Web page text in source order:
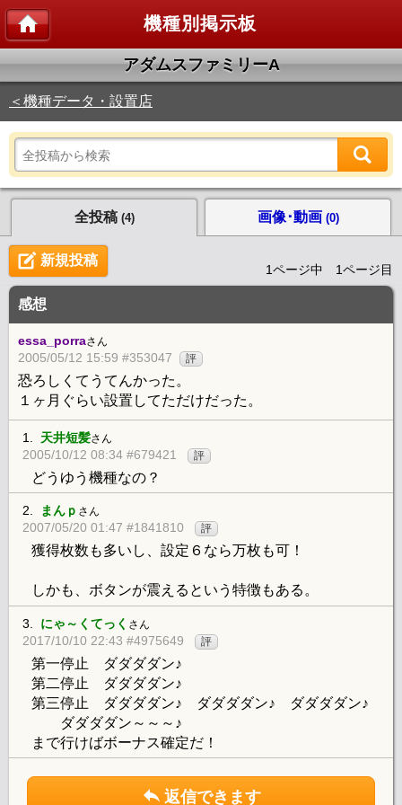
機種別掲示板
アダムスファミリーA
＜機種データ・設置店
全投稿 (4) 画像･動画 (0)
新規投稿
1ページ中 1ページ目
感想
essa_porraさん
2005/05/12 15:59 #353047 評
恐ろしくてうてんかった。
１ヶ月ぐらい設置してただけだった。
1. 天井短髪さん
2005/10/12 08:34 #679421 評
どうゆう機種なの？
2. まんｐ さん
2007/05/20 01:47 #1841810 評
獲得枚数も多いし、設定６なら万枚も可！
しかも、ボタンが震えるという特徴もある。
3. にゃ～くてっく さん
2017/10/10 22:43 #4975649 評
第一停止 ダダダダン♪
第二停止 ダダダダン♪
第三停止 ダダダダン♪ ダダダダン♪ ダダダダン♪
ダダダダン～～～♪
まで行けばボーナス確定だ！
返信できます